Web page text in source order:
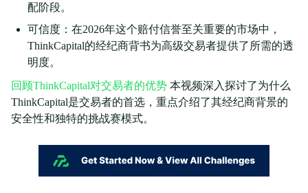
配阶段。
可信度：在2026年这个赔付信誉至关重要的市场中，
ThinkCapital的经纪商背书为高级交易者提供了所需的透
明度。
回顾ThinkCapital对交易者的优势 本视频深入探讨了为什么
ThinkCapital是交易者的首选，重点介绍了其经纪商背景的
安全性和独特的挑战赛模式。